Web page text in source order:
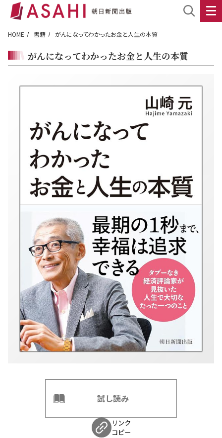
HOME 書籍 がんになってわかったお金と人生の本質
がんになってわかったお金と人生の本質
試し読み
リンク
コピー